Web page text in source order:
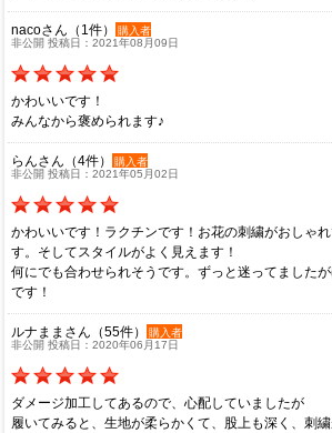
nacoさん（1件）
購入者
非公開 投稿日：2021年08月09日
かわいいです！
みんなから褒められます♪
らんさん（4件）
購入者
非公開 投稿日：2021年05月02日
かわいいです！ラクチンです！お花の刺繍がおしゃ
す。そしてスタイルがよく見えます！
何にでも合わせられそうです。ずっと迷ってました
です！
ルナままさん（55件）
購入者
非公開 投稿日：2020年06月17日
ダメージ加工してあるので、心配していましたが
履いてみると、生地が柔らかくて、股上も深く、刺